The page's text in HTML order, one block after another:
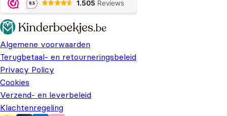
Algemene voorwaarden
Terugbetaal- en retourneringsbeleid
Privacy Policy
Cookies
Verzend- en leverbeleid
Klachtenregeling